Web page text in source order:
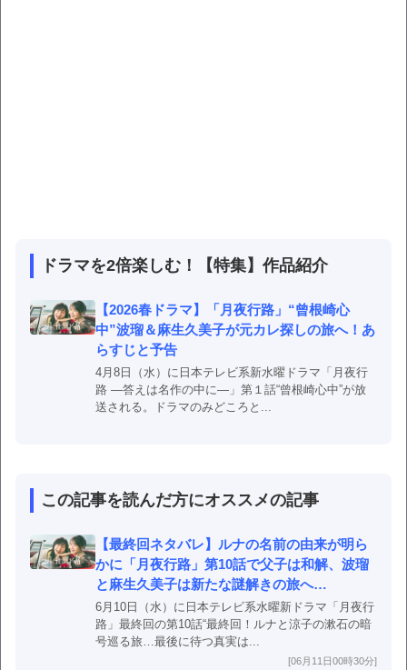
ドラマを2倍楽しむ！【特集】作品紹介
【2026春ドラマ】「月夜行路」“曾根崎心
中”波瑠＆麻生久美子が元カレ探しの旅へ！あ
らすじと予告
4月8日（水）に日本テレビ系新水曜ドラマ「月夜行
路 ―答えは名作の中に―」第１話“曾根崎心中”が放
送される。ドラマのみどころと...
この記事を読んだ方にオススメの記事
【最終回ネタバレ】ルナの名前の由来が明ら
かに「月夜行路」第10話で父子は和解、波瑠
と麻生久美子は新たな謎解きの旅へ…
6月10日（水）に日本テレビ系水曜新ドラマ「月夜行
路」最終回の第10話“最終回！ルナと涼子の漱石の暗
号巡る旅…最後に待つ真実は...
[06月11日00時30分]